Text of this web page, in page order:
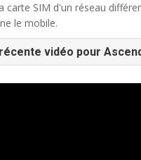
carte SIM d'un réseau
le mobile.
vidéo pour